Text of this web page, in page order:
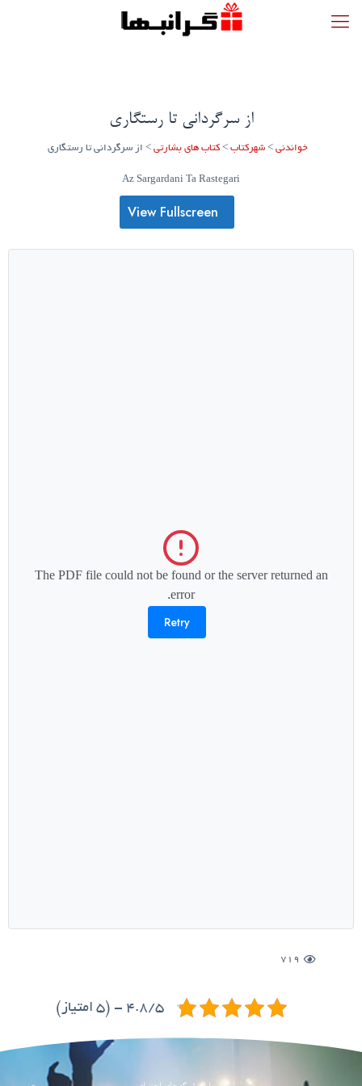
از سرگردانی تا رستگاری
خواندنی> شهرکتاب> کتاب های بشارتی> از سرگردانی تا رستگاری
Az Sargardani Ta Rastegari
View Fullscreen
The PDF file could not be found or the server returned an
error.
Retry
719
4.8/5 - (5 امتیاز)